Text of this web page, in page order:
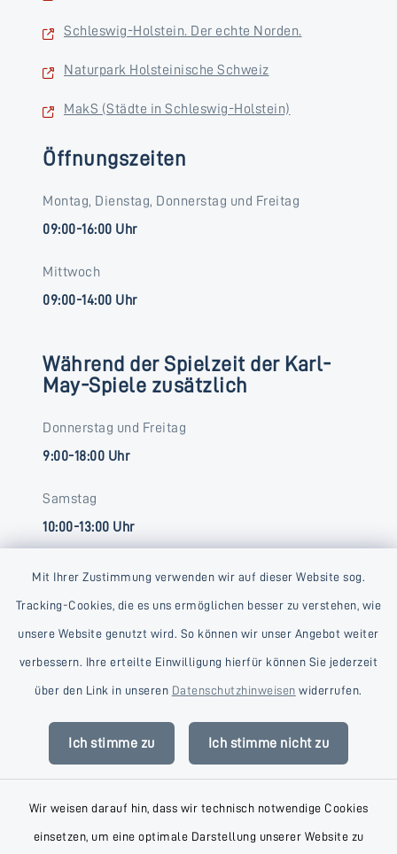
Mit Ihrer Zustimmung verwenden wir auf dieser Website sog.
Tracking-Cookies, die es uns ermöglichen besser zu verstehen, wie
unsere Website genutzt wird. So können wir unser Angebot weiter
verbessern. Ihre erteilte Einwilligung hierfür können Sie jederzeit
über den Link in unseren Datenschutzhinweisen widerrufen.
Ich stimme zu Ich stimme nicht zu
Wir weisen darauf hin, dass wir technisch notwendige Cookies
einsetzen, um eine optimale Darstellung unserer Website zu
Schleswig-Holstein. Der echte Norden.
Naturpark Holsteinische Schweiz
MakS (Städte in Schleswig-Holstein)
Öffnungszeiten
Montag, Dienstag, Donnerstag und Freitag
09:00-16:00 Uhr
Mittwoch
09:00-14:00 Uhr
Während der Spielzeit der Karl-
May-Spiele zusätzlich
Donnerstag und Freitag
9:00-18:00 Uhr
Samstag
10:00-13:00 Uhr
Kontakt
Datenschutz
Impressum